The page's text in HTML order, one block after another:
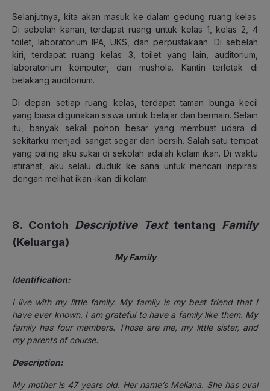
Selanjutnya, kita akan masuk ke dalam gedung ruang kelas.
Di sebelah kanan, terdapat ruang untuk kelas 1, kelas 2, 4
toilet, laboratorium IPA, UKS, dan perpustakaan. Di sebelah
kiri, terdapat ruang kelas 3, toilet yang lain, auditorium,
laboratorium komputer, dan mushola. Kantin terletak di
belakang auditorium.
Di depan setiap ruang kelas, terdapat taman bunga kecil
yang biasa digunakan siswa untuk belajar dan bermain. Selain
itu, banyak sekali pohon besar yang membuat udara di
sekitarku menjadi sangat segar dan bersih. Salah satu tempat
yang paling aku sukai di sekolah adalah kolam ikan. Di waktu
istirahat, aku selalu duduk ke sana untuk mencari inspirasi
dengan melihat ikan-ikan di kolam.
8. Contoh Descriptive Texttentang Family
(Keluarga)
My Family
Identification:
I live with my little family. My family is my best friend that I
have ever known. I am grateful to have a family like them. My
family has four members. Those are me, my little sister, and
my parents of course.
Description:
My mother is 47 years old. Her name’s Meliana. She has oval